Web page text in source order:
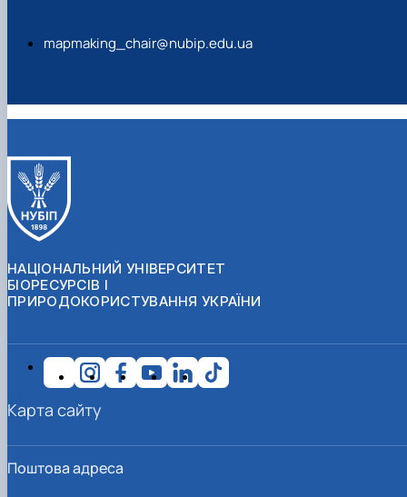
mapmaking_chair@nubip.edu.ua
НАЦІОНАЛЬНИЙ УНІВЕРСИТЕТ
БІОРЕСУРСІВ І
ПРИРОДОКОРИСТУВАННЯ УКРАЇНИ
Поштова адреса
Карта сайту